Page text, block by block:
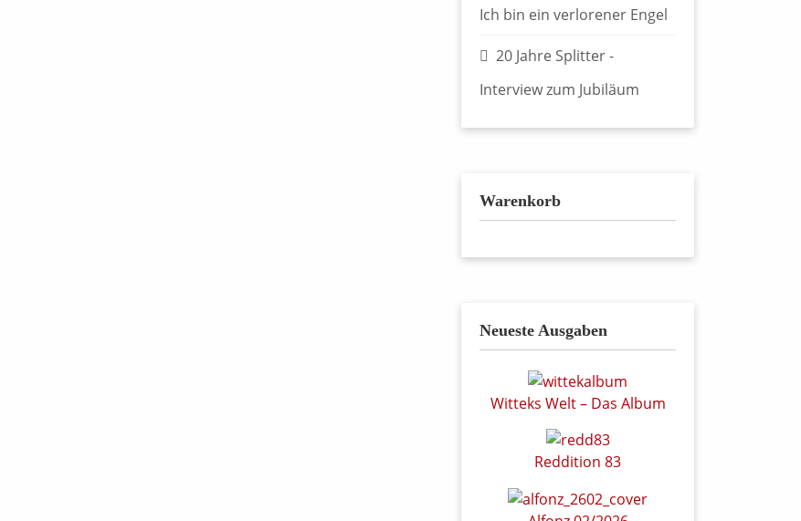
Ich bin ein verlorener Engel
20 Jahre Splitter -
Interview zum Jubiläum
Warenkorb
Neueste Ausgaben
Witteks Welt – Das Album
Reddition 83